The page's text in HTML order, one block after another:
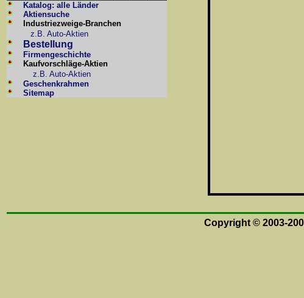
Katalog: alle Länder
Aktiensuche
Industriezweige-Branchen
z.B. Auto-Aktien
Bestellung
Firmengeschichte
Kaufvorschläge-Aktien
z.B. Auto-Aktien
Geschenkrahmen
Sitemap
Copyright © 2003-